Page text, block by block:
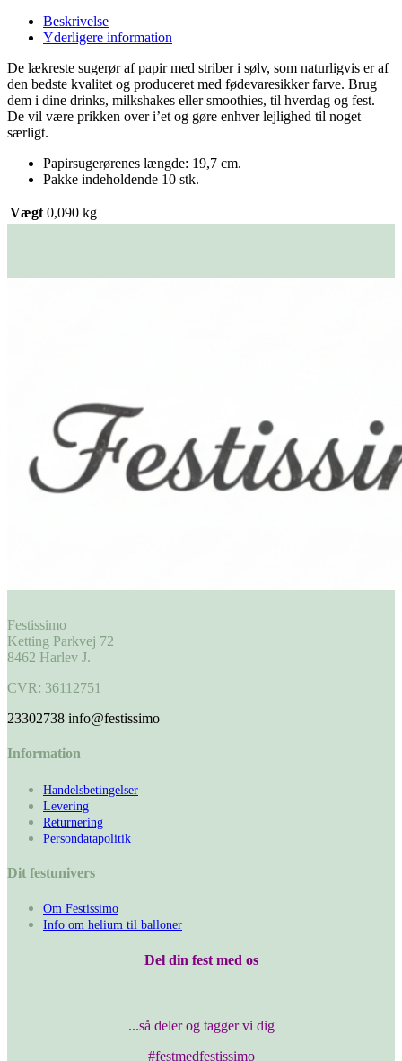
Beskrivelse
Yderligere information
De lækreste sugerør af papir med striber i sølv, som naturligvis er af
den bedste kvalitet og produceret med fødevaresikker farve. Brug
dem i dine drinks, milkshakes eller smoothies, til hverdag og fest.
De vil være prikken over i’et og gøre enhver lejlighed til noget
særligt.
Papirsugerørenes længde: 19,7 cm.
Pakke indeholdende 10 stk.
Vægt 0,090 kg
Festissimo
Ketting Parkvej 72
8462 Harlev J.
CVR: 36112751
23302738 info@festissimo
Information
Handelsbetingelser
Levering
Returnering
Persondatapolitik
Dit festunivers
Om Festissimo
Info om helium til balloner
Del din fest med os
...så deler og tagger vi dig
#festmedfestissimo